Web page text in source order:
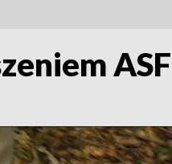
ASF